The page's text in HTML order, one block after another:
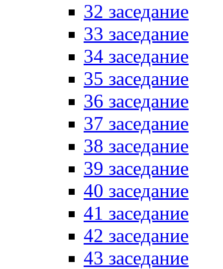
32 заседание
33 заседание
34 заседание
35 заседание
36 заседание
37 заседание
38 заседание
39 заседание
40 заседание
41 заседание
42 заседание
43 заседание